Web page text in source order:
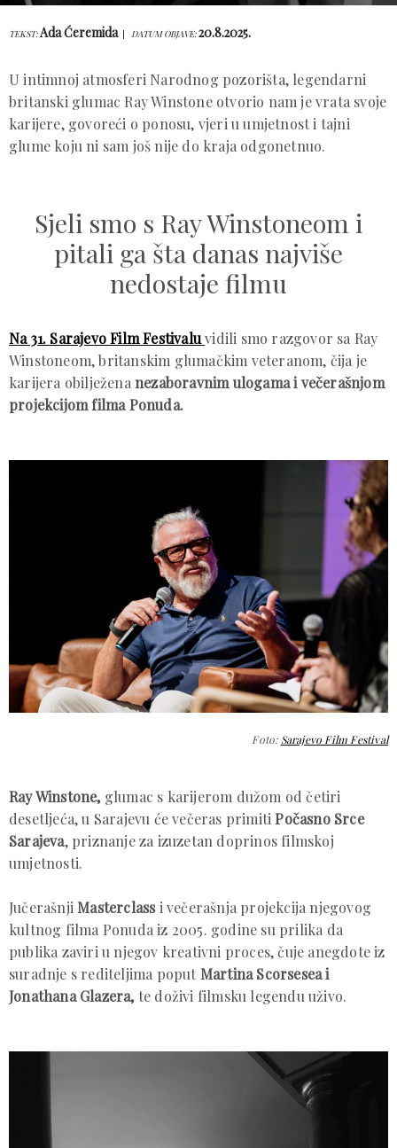
TEKST:Ada Ćeremida DATUM OBJAVE:20.8.2025.
U intimnoj atmosferi Narodnog pozorišta, legendarni
britanski glumac Ray Winstone otvorio nam je vrata svoje
karijere, govoreći o ponosu, vjeri u umjetnost i tajni
glume koju ni sam još nije do kraja odgonetnuo.
Sjeli smo s Ray Winstoneom i
pitali ga šta danas najviše
nedostaje filmu
Na 31. Sarajevo Film Festivaluvidili smo razgovor sa Ray
Winstoneom, britanskim glumačkim veteranom, čija je
karijera obilježena nezaboravnim ulogama i večerašnjom
projekcijom filma Ponuda.
Foto: Sarajevo Film Festival
Ray Winstone, glumac s karijerom dužom od četiri
desetljeća, u Sarajevu će večeras primitiPočasno Srce
Sarajeva, priznanje za izuzetan doprinos filmskoj
umjetnosti.
JučerašnjiMasterclassi večerašnja projekcija njegovog
kultnog filma Ponuda iz 2005. godine su prilika da
publika zaviri u njegov kreativni proces, čuje anegdote iz
suradnje s rediteljima poput Martina Scorsesea i
Jonathana Glazera, te doživi filmsku legendu uživo.